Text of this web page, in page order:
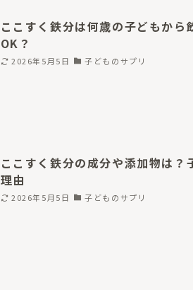
ここすく鉄分は何歳の子どもから
OK？
2026年5月5日 子どものサプリ
ここすく鉄分の成分や添加物は？
理由
2026年5月5日 子どものサプリ